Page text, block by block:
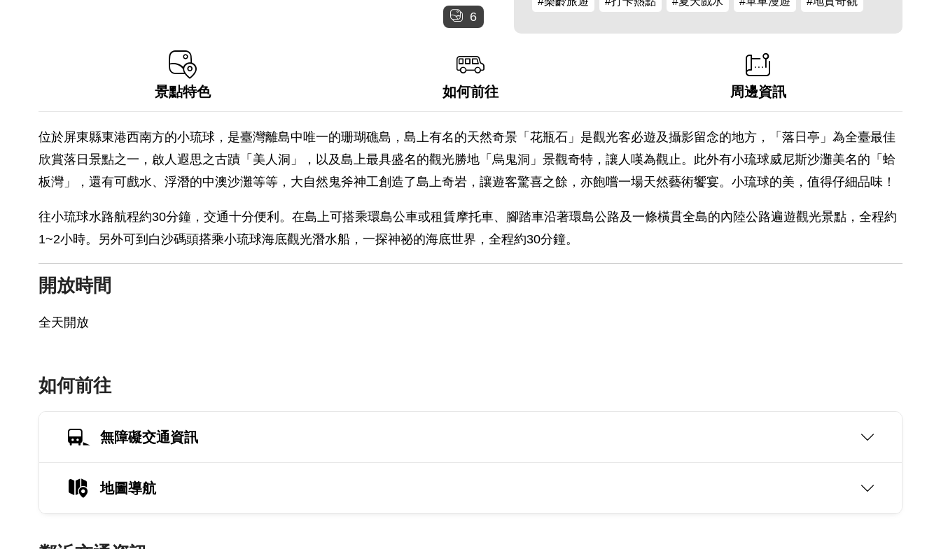
6
景點特色 如何前往 周邊資訊
位於屏東縣東港西南方的小琉球，是臺灣離島中唯一的珊瑚礁島，島上有名的天然奇景「花瓶石」是觀光客必遊及攝影留念的地方，「落日亭」為全臺最佳
欣賞落日景點之一，啟人遐思之古蹟「美人洞」，以及島上最具盛名的觀光勝地「烏鬼洞」景觀奇特，讓人嘆為觀止。此外有小琉球威尼斯沙灘美名的「蛤
板灣」，還有可戲水、浮潛的中澳沙灘等等，大自然鬼斧神工創造了島上奇岩，讓遊客驚喜之餘，亦飽嚐一場天然藝術饗宴。小琉球的美，值得仔細品味！
往小琉球水路航程約30分鐘，交通十分便利。在島上可搭乘環島公車或租賃摩托車、腳踏車沿著環島公路及一條橫貫全島的內陸公路遍遊觀光景點，全程約
1~2小時。另外可到白沙碼頭搭乘小琉球海底觀光潛水船，一探神祕的海底世界，全程約30分鐘。
開放時間
全天開放
如何前往
無障礙交通資訊
地圖導航